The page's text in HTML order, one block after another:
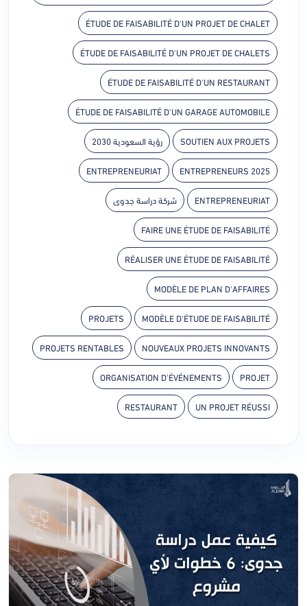
ÉTUDE DE FAISABILITÉ D'UN PROJET DE CHALET
ÉTUDE DE FAISABILITÉ D'UN PROJET DE CHALETS
ÉTUDE DE FAISABILITÉ D'UN RESTAURANT
ÉTUDE DE FAISABILITÉ D'UN GARAGE AUTOMOBILE
SOUTIEN AUX PROJETS رؤية السعودية 2030
ENTREPRENEURS 2025
ENTREPRENEURIAT
ENTREPRENEURIAT شركة دراسة جدوى
FAIRE UNE ÉTUDE DE FAISABILITÉ
RÉALISER UNE ÉTUDE DE FAISABILITÉ
MODÈLE DE PLAN D'AFFAIRES
MODÈLE D'ÉTUDE DE FAISABILITÉ
PROJETS
NOUVEAUX PROJETS INNOVANTS
PROJETS RENTABLES
PROJET
ORGANISATION D'ÉVÉNEMENTS
UN PROJET RÉUSSI
RESTAURANT